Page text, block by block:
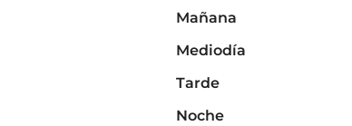
Mañana
Mediodía
Tarde
Noche